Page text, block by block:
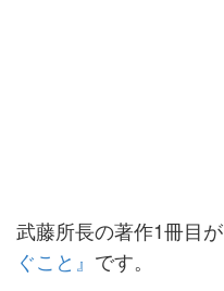
武藤所長の著作1冊目が
ぐこと』 です。